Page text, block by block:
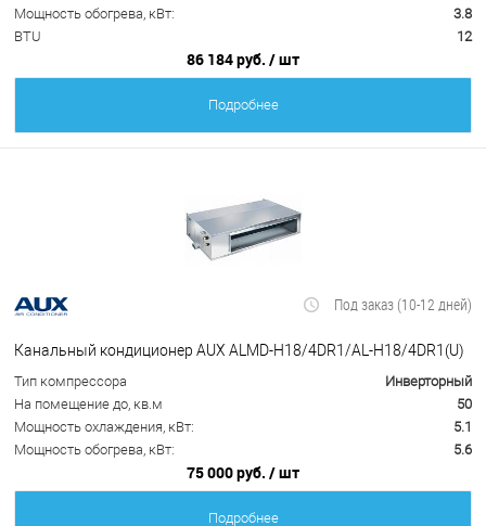
Мощность обогрева, кВт:
3.8
BTU
12
86 184 руб. / шт
Подробнее
Под заказ (10-12 дней)
Канальный кондиционер AUX ALMD-H18/4DR1/AL-H18/4DR1(U)
Тип компрессора
Инверторный
На помещение до, кв.м
50
Мощность охлаждения, кВт:
5.1
Мощность обогрева, кВт:
5.6
75 000 руб. / шт
Подробнее